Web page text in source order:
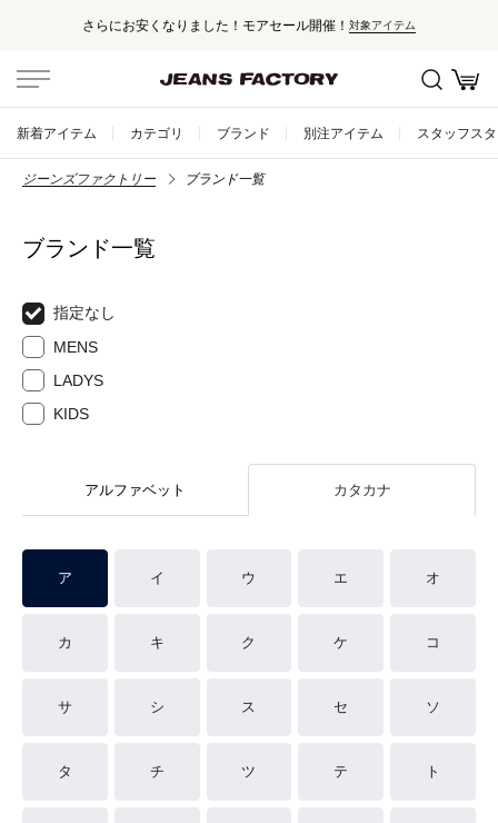
さらにお安くなりました！モアセール開催！ 対象アイテム
新着アイテム カテゴリ ブランド 別注アイテム スタッフス
ジーンズファクトリー ブランド一覧
ブランド一覧
指定なし
MENS
LADYS
KIDS
アルファベット カタカナ
ア イ ウ エ オ
カ キ ク ケ コ
サ シ ス セ ソ
タ チ ツ テ ト